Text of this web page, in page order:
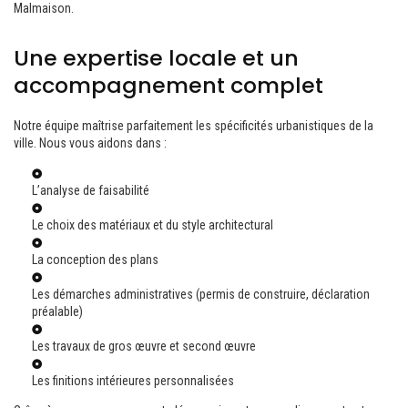
Malmaison.
Une expertise locale et un
accompagnement complet
Notre équipe maîtrise parfaitement les spécificités urbanistiques de la
ville. Nous vous aidons dans :
L’analyse de faisabilité
Le choix des matériaux et du style architectural
La conception des plans
Les démarches administratives (permis de construire, déclaration
préalable)
Les travaux de gros œuvre et second œuvre
Les finitions intérieures personnalisées